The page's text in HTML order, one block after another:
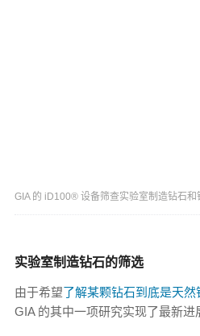
GIA 的 iD100® 设备筛查实验室制造钻石和
实验室制造钻石的筛选
由于希望了解某颗钻石到底是天
GIA 的其中一项研究实现了最新进